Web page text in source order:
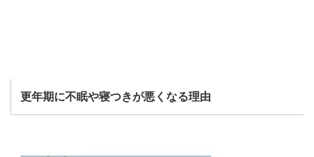
更年期に不眠や寝つきが悪くなる理由